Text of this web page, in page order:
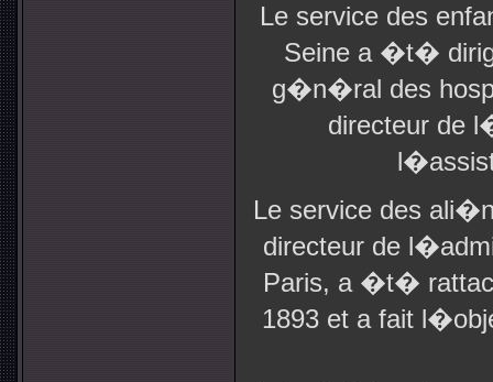
Le service des
Seine a �t�
g�n�ral des
directeur de
Le service des
directeur de
Paris, a �t�
1893 et a fait